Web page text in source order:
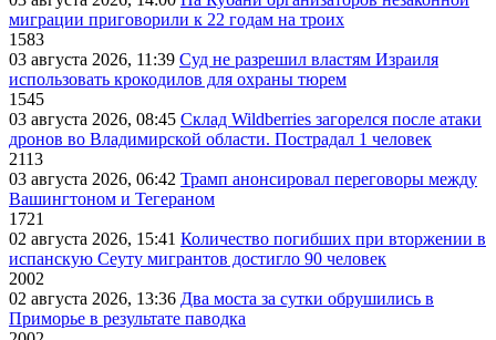
миграции приговорили к 22 годам на троих
1583
03 августа 2026, 11:39 Суд не разрешил властям Израиля
использовать крокодилов для охраны тюрем
1545
03 августа 2026, 08:45 Склад Wildberries загорелся после атаки
дронов во Владимирской области. Пострадал 1 человек
2113
03 августа 2026, 06:42 Трамп анонсировал переговоры между
Вашингтоном и Тегераном
1721
02 августа 2026, 15:41 Количество погибших при вторжении в
испанскую Сеуту мигрантов достигло 90 человек
2002
02 августа 2026, 13:36 Два моста за сутки обрушились в
Приморье в результате паводка